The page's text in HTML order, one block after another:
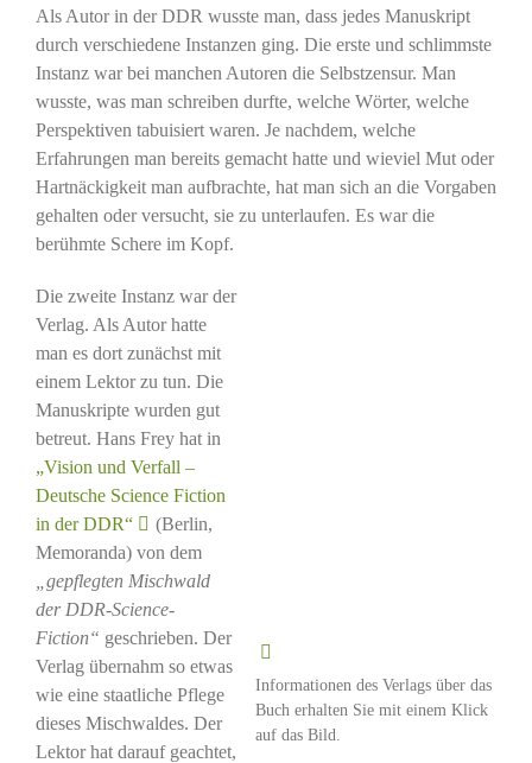
Als Autor in der DDR wusste man, dass jedes Manuskript
durch verschiedene Instanzen ging. Die erste und schlimmste
Instanz war bei manchen Autoren die Selbstzensur. Man
wusste, was man schreiben durfte, welche Wörter, welche
Perspektiven tabuisiert waren. Je nachdem, welche
Erfahrungen man bereits gemacht hatte und wieviel Mut oder
Hartnäckigkeit man aufbrachte, hat man sich an die Vorgaben
gehalten oder versucht, sie zu unterlaufen. Es war die
berühmte Schere im Kopf.
Informationen des Verlags über das
Buch erhalten Sie mit einem Klick
auf das Bild.
Die zweite Instanz war der
Verlag. Als Autor hatte
man es dort zunächst mit
einem Lektor zu tun. Die
Manuskripte wurden gut
betreut. Hans Frey hat in
„Vision und Verfall –
Deutsche Science Fiction
in der DDR“
(Berlin,
Memoranda) von dem
„gepflegten Mischwald
der DDR-Science-
Fiction“ geschrieben. Der
Verlag übernahm so etwas
wie eine staatliche Pflege
dieses Mischwaldes. Der
Lektor hat darauf geachtet,